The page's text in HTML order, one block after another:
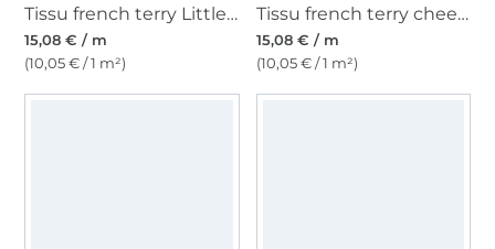
Tissu french terry Little Deer, blanc cassé
15,08 € / m
(10,05 € / 1 m²)
Tissu french terry cheeky fox, vert olive clair
15,08 € / m
(10,05 € / 1 m²)